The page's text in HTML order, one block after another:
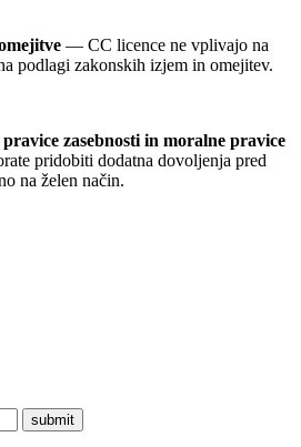
— CC licence ne vplivajo na
podlagi zakonskih izjem in omejitev.
zasebnosti in moralne pravice
pridobiti dodatna dovoljenja pred
na želen način.
submit